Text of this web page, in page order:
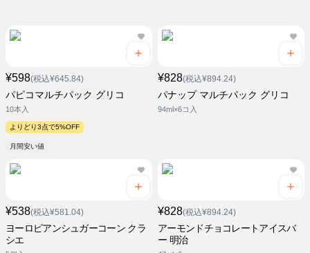
¥598(税込¥645.84)
パピコマルチパック グリコ
10本入
よりどり3点で5%OFF
月間安い値
¥828(税込¥894.24)
パナップ マルチパック グリコ
94ml×6コ入
¥538(税込¥581.04)
ヨーロピアンシュガーコーン クラ
シエ
¥828(税込¥894.24)
アーモンドチョコレートアイスバ
ー 明治